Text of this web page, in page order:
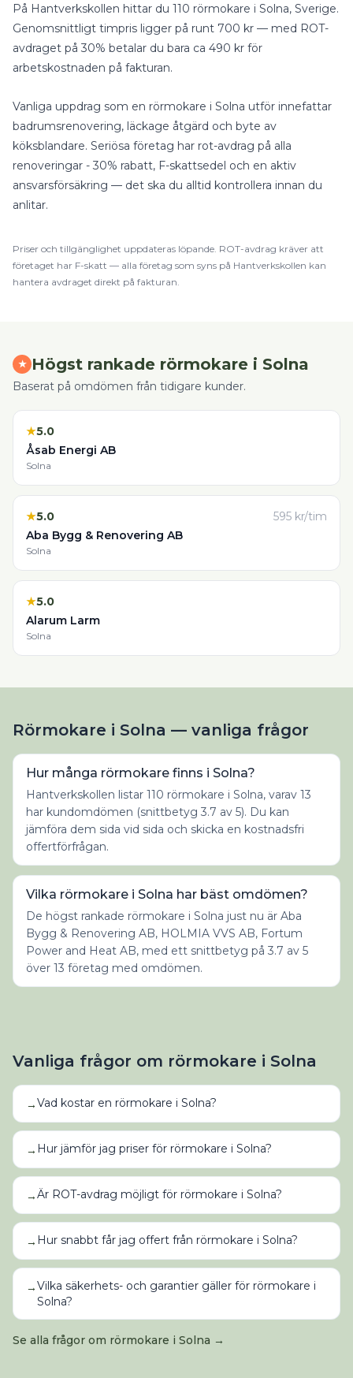
På Hantverkskollen hittar du 110 rörmokare i Solna, Sverige.
Genomsnittligt timpris ligger på runt 700 kr — med ROT-
avdraget på 30% betalar du bara ca 490 kr för
arbetskostnaden på fakturan.
Vanliga uppdrag som en rörmokare i Solna utför innefattar
badrumsrenovering, läckage åtgärd och byte av
köksblandare. Seriösa företag har rot-avdrag på alla
renoveringar - 30% rabatt, F-skattsedel och en aktiv
ansvarsförsäkring — det ska du alltid kontrollera innan du
anlitar.
Priser och tillgänglighet uppdateras löpande. ROT-avdrag kräver att
företaget har F-skatt — alla företag som syns på Hantverkskollen kan
hantera avdraget direkt på fakturan.
★ Högst rankade rörmokare i Solna
Baserat på omdömen från tidigare kunder.
★5.0
Åsab Energi AB
Solna
★5.0 595 kr/tim
Aba Bygg & Renovering AB
Solna
★5.0
Alarum Larm
Solna
Rörmokare i Solna — vanliga frågor
Hur många rörmokare finns i Solna?
Hantverkskollen listar 110 rörmokare i Solna, varav 13
har kundomdömen (snittbetyg 3.7 av 5). Du kan
jämföra dem sida vid sida och skicka en kostnadsfri
offertförfrågan.
Vilka rörmokare i Solna har bäst omdömen?
De högst rankade rörmokare i Solna just nu är Aba
Bygg & Renovering AB, HOLMIA VVS AB, Fortum
Power and Heat AB, med ett snittbetyg på 3.7 av 5
över 13 företag med omdömen.
Vanliga frågor om rörmokare i Solna
→Vad kostar en rörmokare i Solna?
→ Hur jämför jag priser för rörmokare i Solna?
→Är ROT-avdrag möjligt för rörmokare i Solna?
→ Hur snabbt får jag offert från rörmokare i Solna?
→Vilka säkerhets- och garantier gäller för rörmokare i
Solna?
Se alla frågor om rörmokare i Solna →